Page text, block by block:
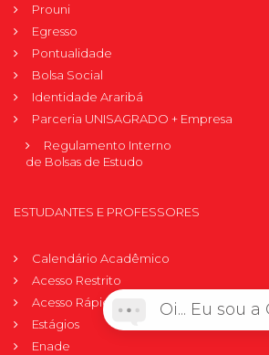
Prouni
Egresso
Pontualidade
Bolsa Social
Identidade Araribá
Parceria UNISAGRADO + Empresa
Regulamento Interno
de Bolsas de Estudo
ESTUDANTES E PROFESSORES
Calendário Acadêmico
Acesso Restrito
Acesso Rápido
Estágios
Enade
Oi... Eu sou a